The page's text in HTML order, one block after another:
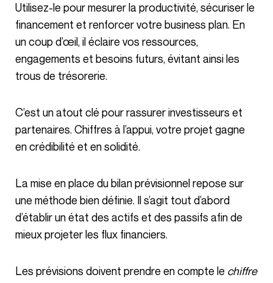
Utilisez-le pour mesurer la productivité, sécuriser le
financement et renforcer votre business plan. En
un coup d’œil, il éclaire vos ressources,
engagements et besoins futurs, évitant ainsi les
trous de trésorerie.
C’est un atout clé pour rassurer investisseurs et
partenaires. Chiffres à l’appui, votre projet gagne
en crédibilité et en solidité.
La mise en place du bilan prévisionnel repose sur
une méthode bien définie. Il s’agit tout d’abord
d’établir un état des actifs et des passifs afin de
mieux projeter les flux financiers.
Les prévisions doivent prendre en compte le chiffre